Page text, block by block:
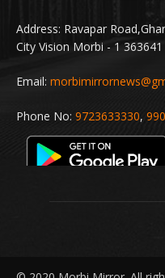
Address: Ravapar
City Vision Morbi - 1 363641
Email:
Phone No: 9723633330,